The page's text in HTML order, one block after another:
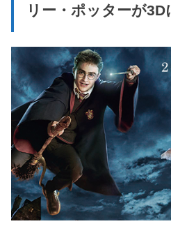
リー・ポッターが3D